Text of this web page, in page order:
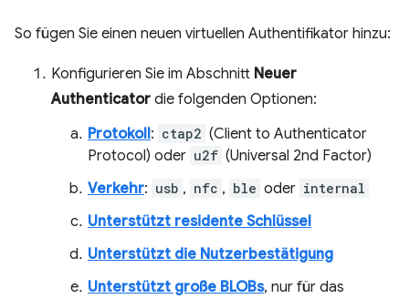
So fügen Sie einen neuen virtuellen Authentifikator hinzu:
Konfigurieren Sie im Abschnitt Neuer
Authenticator die folgenden Optionen:
Protokoll: ctap2 (Client to Authenticator
Protocol) oder u2f (Universal 2nd Factor)
Verkehr: usb , nfc , ble oder internal
Unterstützt residente Schlüssel
Unterstützt die Nutzerbestätigung
Unterstützt große BLOBs, nur für das